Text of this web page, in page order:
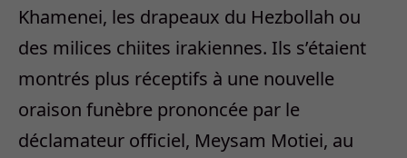
Khamenei, les drapeaux du Hezbollah ou
des milices chiites irakiennes. Ils s’étaient
montrés plus réceptifs à une nouvelle
oraison funèbre prononcée par le
déclamateur officiel, Meysam Motiei, au